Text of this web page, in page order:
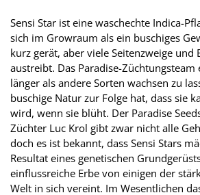
Sensi Star ist eine waschechte Indica-
sich im Growraum als ein buschiges
kurz gerät, aber viele Seitenzweige und
austreibt. Das Paradise-
länger als andere Sorten wachsen zu
buschige Natur zur Folge hat, dass sie
wird, wenn sie blüht. Der Paradise
Züchter Luc Krol gibt zwar nicht alle
doch es ist bekannt, dass Sensi Stars
Resultat eines genetischen
einflussreiche Erbe von einigen der
Welt in sich vereint. Im Wesentlichen